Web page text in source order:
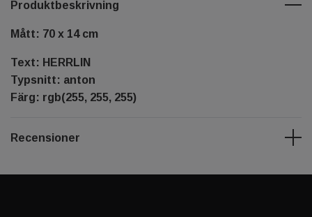
Produktbeskrivning
Mått: 70 x 14 cm
Text: HERRLIN
Typsnitt: anton
Färg: rgb(255, 255, 255)
Recensioner